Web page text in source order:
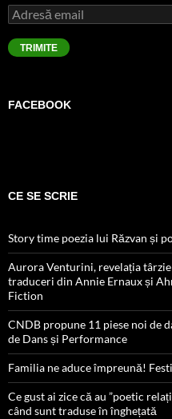
Adresă
email
TRIMITE
FACEBOOK
CE SE SCRIE
Story time poezia lui Răzvan și
Aurora Venturini, revelația
traduceri din Annie Ernaux și
Fiction
CNDB propune 11 piese noi de
de Dans și Performance
Familia ne aduce împreună!
Ce gust ai zice că au ”poetic
când sunt traduse în înghețată